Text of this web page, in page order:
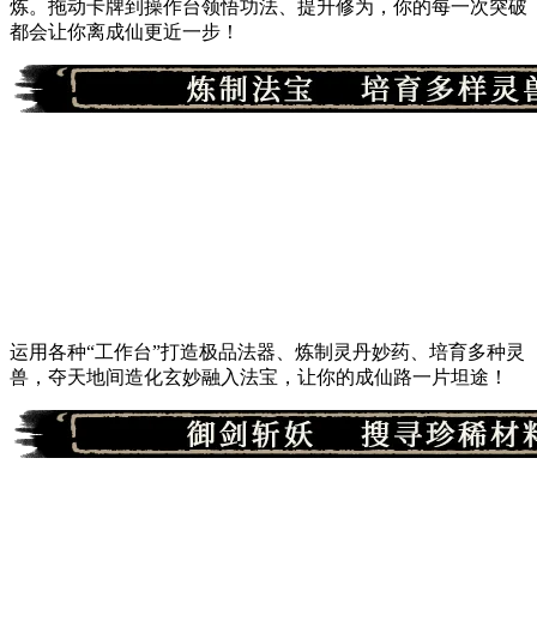
炼。拖动卡牌到操作台领悟功法、提升修为，你的每一次突破
都会让你离成仙更近一步！
运用各种“工作台”打造极品法器、炼制灵丹妙药、培育多种灵
兽，夺天地间造化玄妙融入法宝，让你的成仙路一片坦途！